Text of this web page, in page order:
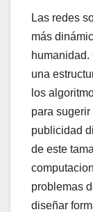
Las redes
más
una
los
para
publicidad
de este
problemas
diseñar